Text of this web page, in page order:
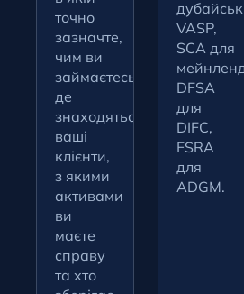
точно
зазначте,
чим ви
займаєтесь,
де
знаходяться
ваші
клієнти,
з якими
активами
ви
маєте
справу
та хто
VASP,
SCA для
DFSA
для
DIFC,
FSRA
для
ADGM.